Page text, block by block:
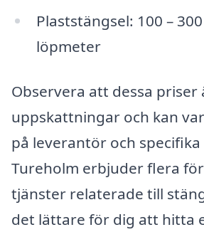
Plaststängsel: 100 –
löpmeter
Observera att dessa priser
uppskattningar och kan
på leverantör och specifika
Tureholm erbjuder flera
tjänster relaterade till
det lättare för dig att hitta